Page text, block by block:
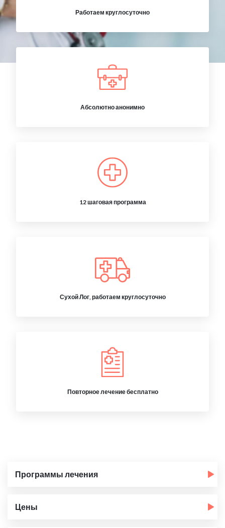
Работаем круглосуточно
Абсолютно анонимно
12 шаговая программа
Сухой Лог, работаем круглосуточно
Повторное лечение бесплатно
Программы лечения
Цены